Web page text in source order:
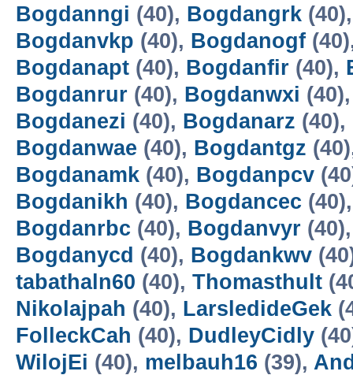
Bogdanngi (40), Bogdangrk
Bogdanvkp (40), Bogdanogf
Bogdanapt (40), Bogdanfir (40),
Bogdanrur (40), Bogdanwxi
Bogdanezi (40), Bogdanarz (40),
Bogdanwae (40), Bogdantgz
Bogdanamk (40), Bogdanpcv
Bogdanikh (40), Bogdancec
Bogdanrbc (40), Bogdanvyr
Bogdanycd (40), Bogdankwv
tabathaln60 (40), Thomasthult
Nikolajpah (40), LarsledideGek
FolleckCah (40), DudleyCidly
WilojEi (40), melbauh16 (39),